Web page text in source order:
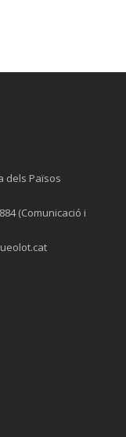
dels Països
(Comunicació i